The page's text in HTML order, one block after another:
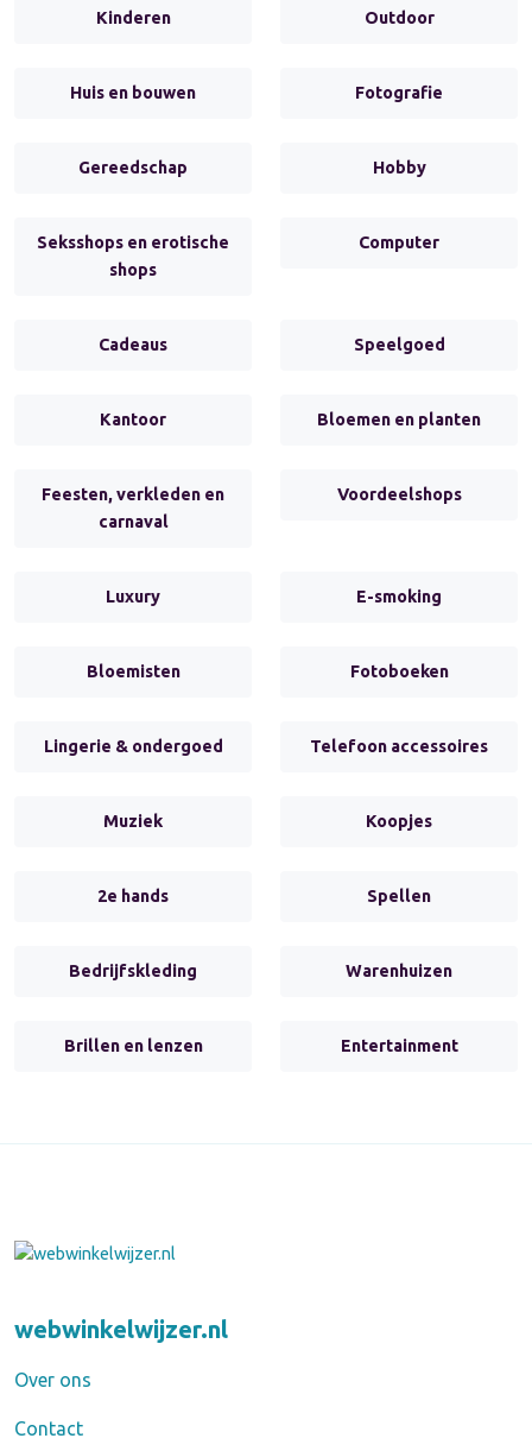
Kinderen Outdoor
Huis en bouwen Fotografie
Gereedschap Hobby
Seksshops en erotische
shops
Computer
Cadeaus Speelgoed
Kantoor Bloemen en planten
Feesten, verkleden en
carnaval
Voordeelshops
Luxury E-smoking
Bloemisten Fotoboeken
Lingerie & ondergoed Telefoon accessoires
Muziek Koopjes
2e hands Spellen
Bedrijfskleding Warenhuizen
Brillen en lenzen Entertainment
webwinkelwijzer.nl
Over ons
Contact